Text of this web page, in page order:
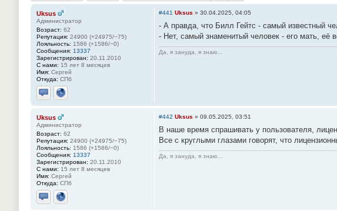
Uksus
Администратор
Возраст: 62
Репутация: 24900 (+24975/−75)
Лояльность: 1586 (+1586/−0)
Сообщения: 13337
Зарегистрирован: 20.11.2010
С нами: 15 лет 8 месяцев
Имя: Сергей
Откуда: СПб
Отправить личное сообщение
Сайт
#441 Uksus » 30.04.2025, 04:05
- А правда, что Билл Гейтс - самый известный
- Нет, самый знаменитый человек - его мать, её
Да, я зануда, я знаю...
Uksus
Администратор
Возраст: 62
Репутация: 24900 (+24975/−75)
Лояльность: 1586 (+1586/−0)
Сообщения: 13337
Зарегистрирован: 20.11.2010
С нами: 15 лет 8 месяцев
Имя: Сергей
Откуда: СПб
Отправить личное сообщение
Сайт
#442 Uksus » 09.05.2025, 03:51
В наше время спрашивать у пользователя,
Все с круглыми глазами говорят, что
Да, я зануда, я знаю...